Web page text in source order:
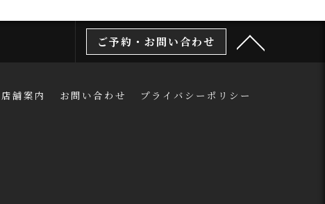
ご予約・お問い合わせ
店舗案内 お問い合わせ
プライバシーポリシー